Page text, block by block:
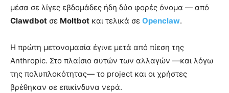
μέσα σε λίγες εβδομάδες ήδη δύο φορές όνομα — από
Clawdbot σε Moltbot και τελικά σε Openclaw.
Η πρώτη μετονομασία έγινε μετά από πίεση της
Anthropic. Στο πλαίσιο αυτών των αλλαγών —και λόγω
της πολυπλοκότητας— το project και οι χρήστες
βρέθηκαν σε επικίνδυνα νερά.